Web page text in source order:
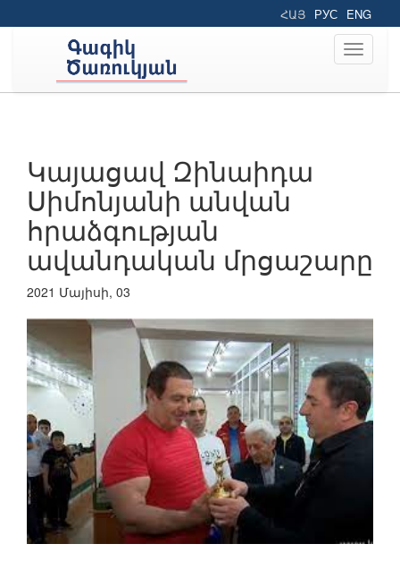
ՀԱՅ РУС ENG
Toggle
Կայացավ Զինաիդա
Սիմոնյանի անվան
հրաձգության
ավանդական մրցաշարը
2021 Մայիսի, 03